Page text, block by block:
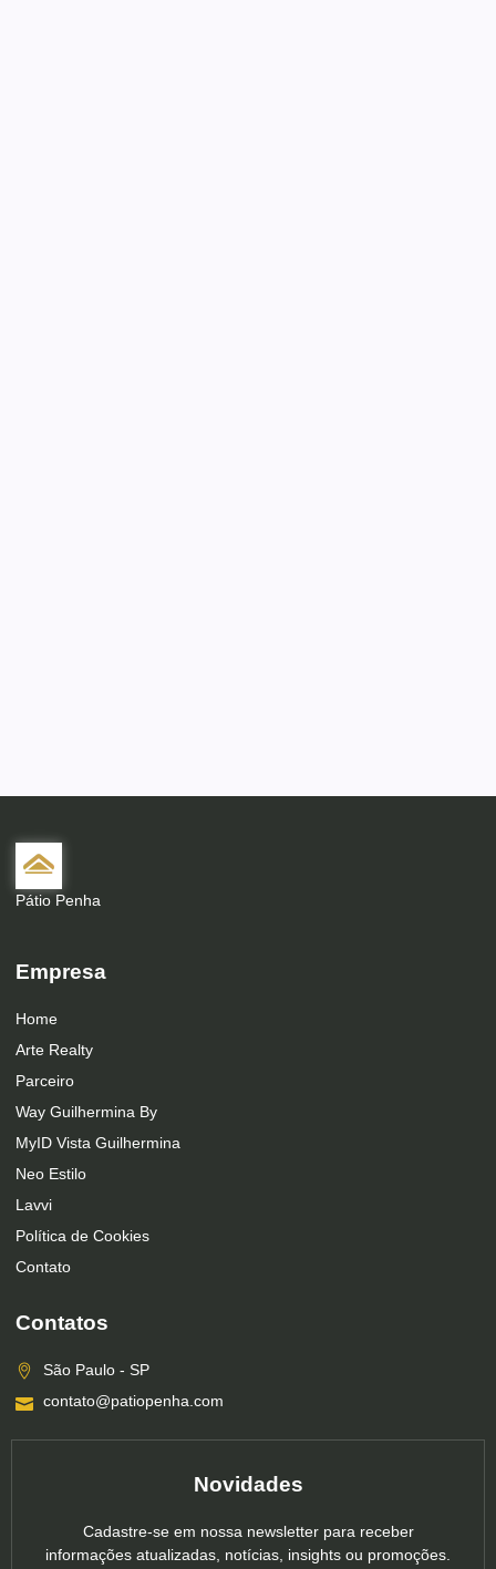
Pátio Penha
Empresa
Home
Arte Realty
Parceiro
Way Guilhermina By
MyID Vista Guilhermina
Neo Estilo
Lavvi
Política de Cookies
Contato
Contatos
São Paulo - SP
contato@patiopenha.com
Novidades
Cadastre-se em nossa newsletter para receber
informações atualizadas, notícias, insights ou promoções.